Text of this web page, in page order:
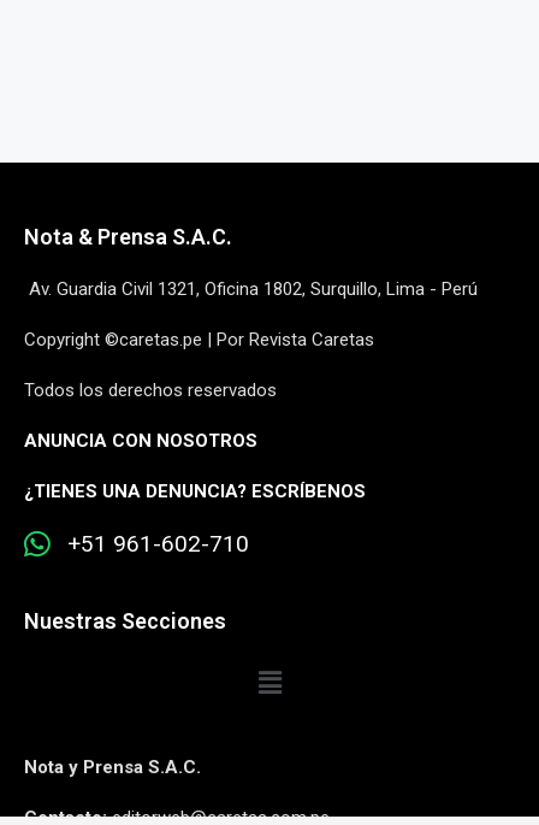
Nota & Prensa S.A.C.
Av. Guardia Civil 1321, Oficina 1802, Surquillo, Lima - Perú
Copyright ©caretas.pe | Por Revista Caretas
Todos los derechos reservados
ANUNCIA CON NOSOTROS
¿TIENES UNA DENUNCIA? ESCRÍBENOS
+51 961-602-710
Nuestras Secciones
Nota y Prensa S.A.C.
Contacto:editorweb@caretas.com.pe